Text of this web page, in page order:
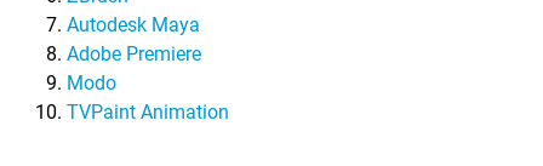
Autodesk Maya
Adobe Premiere
Modo
TVPaint Animation